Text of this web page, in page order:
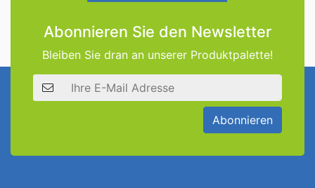
Abonnieren Sie den Newsletter
Bleiben Sie dran an unserer Produktpalette!
E-Mail Adresse
Abonnieren